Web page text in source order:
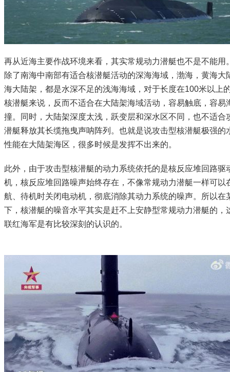
再从近海主要作战环境来看，其实常规动力潜艇也不是不能用
除了南海中南部有适合核潜艇活动的深海海域，渤海，黄海大
海大陆架，都是水深不足的浅海海域，对于长度在100米以上
核潜艇来说，反而不适合在大陆架海域活动，容易触底，容易
撞。同时，大陆架深度太浅，跃变层和深水区不同，也不适合
潜艇释放其长缆拖曳声呐阵列。也就是说攻击型核潜艇极强的
性能在大陆架海区，很多时候是发挥不出来的。
此外，由于攻击型核潜艇的动力系统依托的是核反应堆回路驱
机，核反应堆回路噪声始终存在，不像常规动力潜艇一样可以
航、待机时关闭电动机，彻底消除其动力系统的噪声。所以在
下，核潜艇的噪音水平其实是赶不上安静型常规动力潜艇的，
联红海军是有比较深刻的认识的。